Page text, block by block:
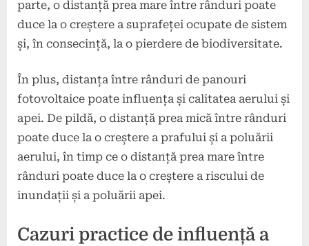
parte, o distanță prea mare între rânduri poate
duce la o creștere a suprafeței ocupate de sistem
și, în consecință, la o pierdere de biodiversitate.
În plus, distanța între rânduri de panouri
fotovoltaice poate influența și calitatea aerului și
apei. De pildă, o distanță prea mică între rânduri
poate duce la o creștere a prafului și a poluării
aerului, în timp ce o distanță prea mare între
rânduri poate duce la o creștere a riscului de
inundații și a poluării apei.
Cazuri practice de influență a